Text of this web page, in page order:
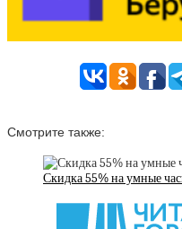
Смотрите также:
Скидка 55% на умные